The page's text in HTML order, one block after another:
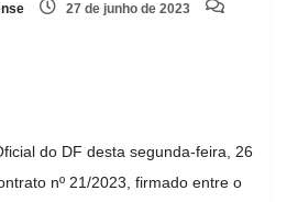
27 de junho de 2023
do DF desta segunda-feira, 26
nº 21/2023, firmado entre o